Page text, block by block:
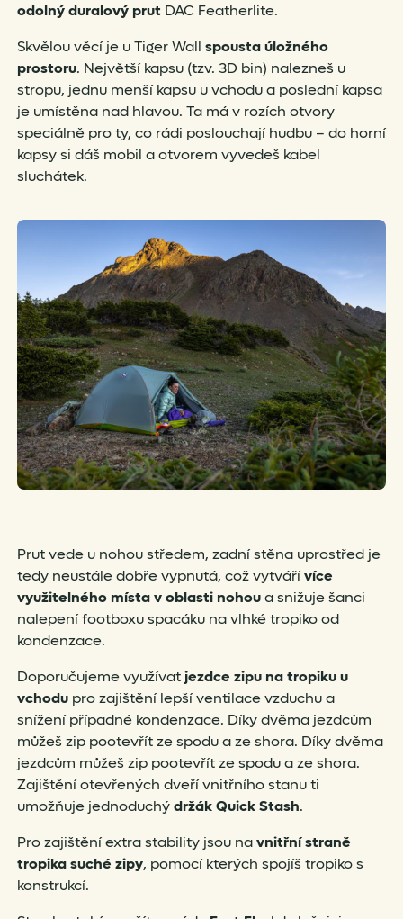
odolný duralový prut DAC Featherlite.
Skvělou věcí je u Tiger Wall spousta úložného
prostoru. Největší kapsu (tzv. 3D bin) nalezneš u
stropu, jednu menší kapsu u vchodu a poslední kapsa
je umístěna nad hlavou. Ta má v rozích otvory
speciálně pro ty, co rádi poslouchají hudbu – do horní
kapsy si dáš mobil a otvorem vyvedeš kabel
sluchátek.
Prut vede u nohou středem, zadní stěna uprostřed je
tedy neustále dobře vypnutá, což vytvářívíce
využitelného místa v oblasti nohoua snižuje šanci
nalepení footboxu spacáku na vlhké tropiko od
kondenzace.
Doporučujeme využívatjezdce zipu na tropiku u
vchodu pro zajištění lepší ventilace vzduchu a
snížení případné kondenzace. Díky dvěma jezdcům
můžeš zip pootevřít ze spodu a ze shora. Díky dvěma
jezdcům můžeš zip pootevřít ze spodu a ze shora.
Zajištění otevřených dveří vnitřního stanu ti
umožňuje jednoduchýdržák Quick Stash.
Pro zajištění extra stability jsou navnitřní straně
tropika suché zipy, pomocí kterých spojíš tropiko s
konstrukcí.